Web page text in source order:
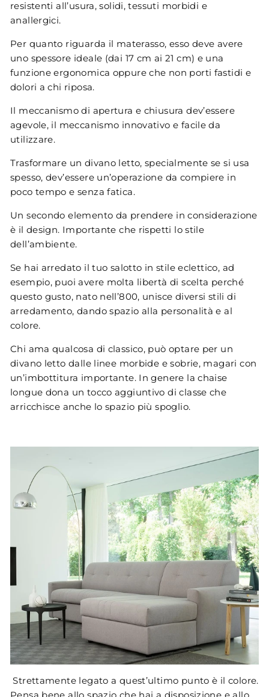
resistenti all’usura, solidi, tessuti morbidi e
anallergici.
Per quanto riguarda il materasso, esso deve avere
uno spessore ideale (dai 17 cm ai 21 cm) e una
funzione ergonomica oppure che non porti fastidi e
dolori a chi riposa.
Il meccanismo di apertura e chiusura dev’essere
agevole, il meccanismo innovativo e facile da
utilizzare.
Trasformare un divano letto, specialmente se si usa
spesso, dev’essere un’operazione da compiere in
poco tempo e senza fatica.
Un secondo elemento da prendere in considerazione
è il design. Importante che rispetti lo stile
dell’ambiente.
Se hai arredato il tuo salotto in stile eclettico, ad
esempio, puoi avere molta libertà di scelta perché
questo gusto, nato nell’800, unisce diversi stili di
arredamento, dando spazio alla personalità e al
colore.
Chi ama qualcosa di classico, può optare per un
divano letto dalle linee morbide e sobrie, magari con
un’imbottitura importante. In genere la chaise
longue dona un tocco aggiuntivo di classe che
arricchisce anche lo spazio più spoglio.
Strettamente legato a quest’ultimo punto è il colore.